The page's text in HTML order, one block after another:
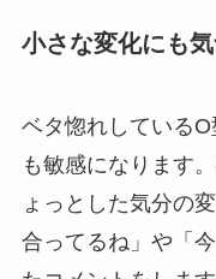
小さな変化にも気
ベタ惚れしている
も敏感になります
ょっとした気分の
合ってるね」や「